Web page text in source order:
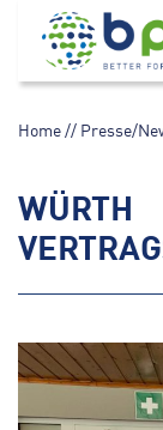
Home // Presse/
WÜRTH